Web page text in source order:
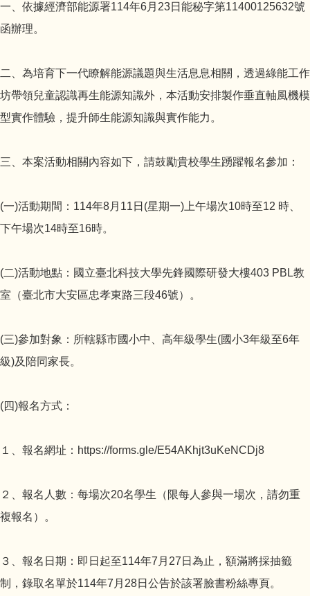
一、依據經濟部能源署114年6月23日能秘字第11400125632號
函辦理。
二、為培育下一代瞭解能源議題與生活息息相關，透過綠能工作
坊帶領兒童認識再生能源知識外，本活動安排製作垂直軸風機模
型實作體驗，提升師生能源知識與實作能力。
三、本案活動相關內容如下，請鼓勵貴校學生踴躍報名參加：
(一)活動期間：114年8月11日(星期一)上午場次10時至12 時、
下午場次14時至16時。
(二)活動地點：國立臺北科技大學先鋒國際研發大樓403 PBL教
室（臺北市大安區忠孝東路三段46號）。
(三)參加對象：所轄縣市國小中、高年級學生(國小3年級至6年
級)及陪同家長。
(四)報名方式：
１、報名網址：https://forms.gle/E54AKhjt3uKeNCDj8
２、報名人數：每場次20名學生（限每人參與一場次，請勿重
複報名）。
３、報名日期：即日起至114年7月27日為止，額滿將採抽籤
制，錄取名單於114年7月28日公告於該署臉書粉絲專頁。